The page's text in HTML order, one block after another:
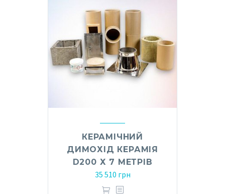
КЕРАМІЧНИЙ
ДИМОХІД КЕРАМІЯ
D200 Х 7 МЕТРІВ
35 510 грн